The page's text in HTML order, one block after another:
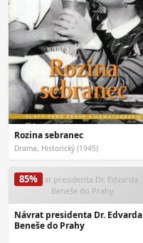
Rozina sebranec
Drama, Historický (1945)
85%
Návrat presidenta Dr. Edvarda
Beneše do Prahy
Návrat presidenta Dr. Edvarda
Beneše do Prahy